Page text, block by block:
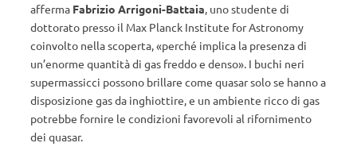
afferma Fabrizio Arrigoni-Battaia, uno studente di
dottorato presso il Max Planck Institute for Astronomy
coinvolto nella scoperta, «perché implica la presenza di
un’enorme quantità di gas freddo e denso». I buchi neri
supermassicci possono brillare come quasar solo se hanno a
disposizione gas da inghiottire, e un ambiente ricco di gas
potrebbe fornire le condizioni favorevoli al rifornimento
dei quasar.